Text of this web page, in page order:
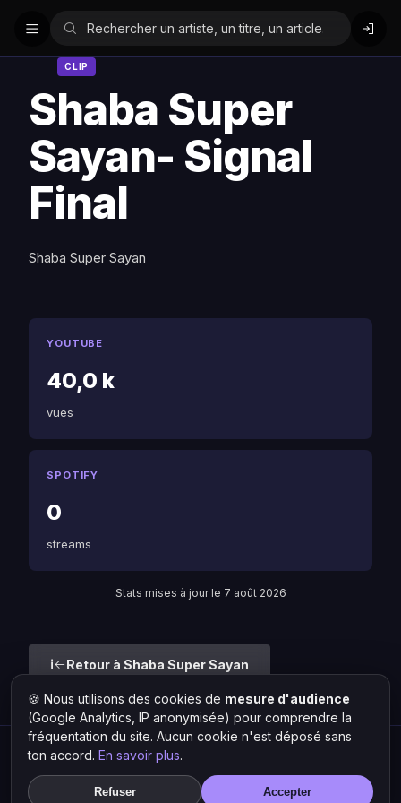
CLIP
Shaba Super
Sayan- Signal
Final
Shaba Super Sayan
YOUTUBE
40,0 k
vues
SPOTIFY
0
streams
Stats mises à jour le 7 août 2026
Retour à Shaba Super Sayan
Liste des artistes
Hit Lokal·L'actu rap & musique urbaine
© 2026 — Tous droits réservés ·Mentions légales·Gérer les
cookies
🍪 Nous utilisons des cookies de mesure d'audience
(Google Analytics, IP anonymisée) pour comprendre la
fréquentation du site. Aucun cookie n'est déposé sans
ton accord. En savoir plus.
Refuser Accepter